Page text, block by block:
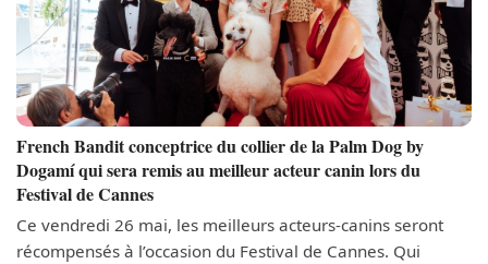
French Bandit conceptrice du collier de la Palm Dog by
Dogamí qui sera remis au meilleur acteur canin lors du
Festival de Cannes
Ce vendredi 26 mai, les meilleurs acteurs-canins seront
récompensés à l’occasion du Festival de Cannes. Qui